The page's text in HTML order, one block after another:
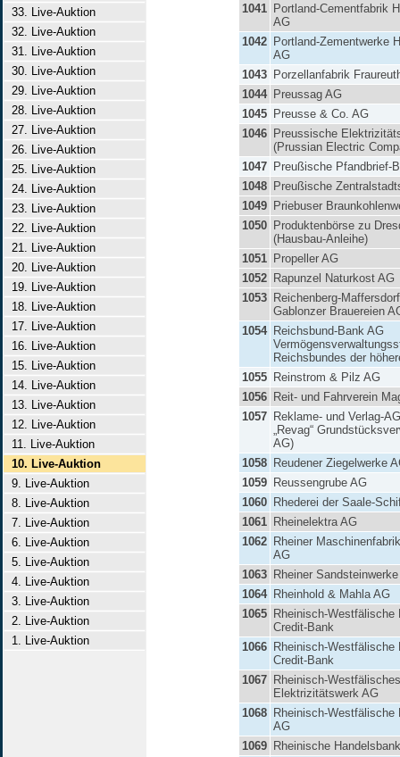
33. Live-Auktion
32. Live-Auktion
31. Live-Auktion
30. Live-Auktion
29. Live-Auktion
28. Live-Auktion
27. Live-Auktion
26. Live-Auktion
25. Live-Auktion
24. Live-Auktion
23. Live-Auktion
22. Live-Auktion
21. Live-Auktion
20. Live-Auktion
19. Live-Auktion
18. Live-Auktion
17. Live-Auktion
16. Live-Auktion
15. Live-Auktion
14. Live-Auktion
13. Live-Auktion
12. Live-Auktion
11. Live-Auktion
10. Live-Auktion
9. Live-Auktion
8. Live-Auktion
7. Live-Auktion
6. Live-Auktion
5. Live-Auktion
4. Live-Auktion
3. Live-Auktion
2. Live-Auktion
1. Live-Auktion
1041 Portland-Cementfabrik
AG
1042 Portland-Zementwerke
AG
1043 Porzellanfabrik
1044 Preussag AG
1045 Preusse & Co. AG
1046 Preussische
(Prussian Electric
1047 Preußische Pfandbrief-
1048 Preußische
1049 Priebuser
1050 Produktenbörse zu
(Hausbau-Anleihe)
1051 Propeller AG
1052 Rapunzel Naturkost AG
1053 Reichenberg-
Gablonzer Brauereien
1054 Reichsbund-Bank AG
Reichsbundes der
1055 Reinstrom & Pilz AG
1056 Reit- und Fahrverein
1057 Reklame- und Verlag-
„Revag“
AG)
1058 Reudener Ziegelwerke
1059 Reussengrube AG
1060 Rhederei der Saale-
1061 Rheinelektra AG
1062 Rheiner
AG
1063 Rheiner
1064 Rheinhold & Mahla AG
1065 Rheinisch-Westfälische
Credit-Bank
1066 Rheinisch-Westfälische
Credit-Bank
1067 Rheinisch-Westfälisches
Elektrizitätswerk AG
1068 Rheinisch-Westfälische
AG
1069 Rheinische